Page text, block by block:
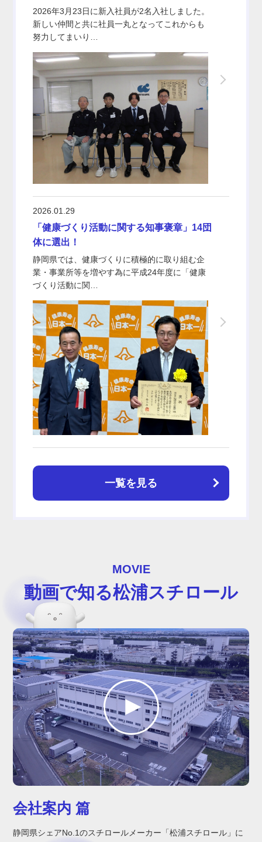
2026年3月23日に新入社員が2名入社しました。
新しい仲間と共に社員一丸となってこれからも
努力してまいり…
2026.01.29
「健康づくり活動に関する知事褒章」14団
体に選出！
静岡県では、健康づくりに積極的に取り組む企
業・事業所等を増やす為に平成24年度に「健康
づくり活動に関…
一覧を見る
MOVIE
動画で知る松浦スチロール
会社案内 篇
静岡県シェアNo.1のスチロールメーカー「松浦スチロール」に